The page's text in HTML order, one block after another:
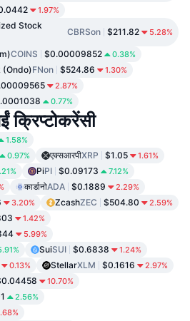
1.97%
Stock
CBRSon $211.82 5.28%
COINS $0.00009852 0.38%
(Ondo)FNon $524.86 1.30%
2.87%
0.77%
क्रिप्टोकरेंसी
1.58%
0.97% एक्सआरपीXRP $1.05 1.61%
PiPI $0.09173 7.12%
कार्डानोADA $0.1889 2.29%
3.20% ZcashZEC $504.80 2.59%
1.42%
5.99%
SuiSUI $0.6838 1.24%
0.13% StellarXLM $0.1616 2.97%
10.70%
2.56%